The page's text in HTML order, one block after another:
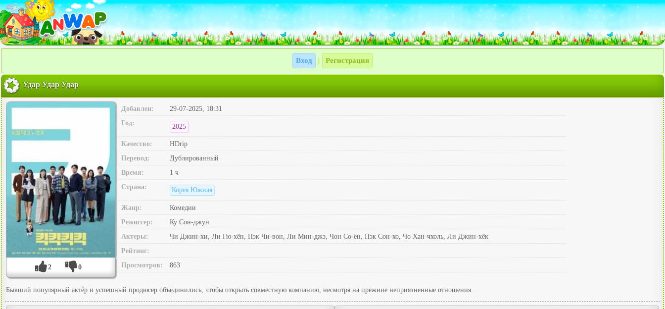
Вход Регистрация
Удар Удар Удар
2 0
Добавлен:
29-07-2025, 18:31
Год:
2025
Качество:
HDrip
Перевод:
Дублированный
Время:
1 ч
Страна:
Корея Южная
Жанр:
Комедии
Режиссер:
Ку Сон-джун
Актеры:
Чи Джин-хи, Ли Гю-хён, Пэк Чи-вон, Ли Мин-джэ, Чон Со-ён, Пэк Сон-хо, Чо Хан-чхоль, Ли Джин-хёк
Рейтинг:
Просмотров:
863
Бывший популярный актёр и успешный продюсер объединились, чтобы открыть совместную компанию, несмотря на прежние неприязненные отношения.